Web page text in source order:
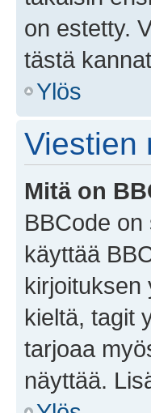
on estetty.
tästä
Ylös
Viestien
Mitä on
BBCode
käyttää
kirjoituksen
kieltä, tagit
tarjoaa
näyttää.